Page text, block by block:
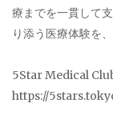
療までを一貫して
り添う医療体験を
5Star Medical
https://